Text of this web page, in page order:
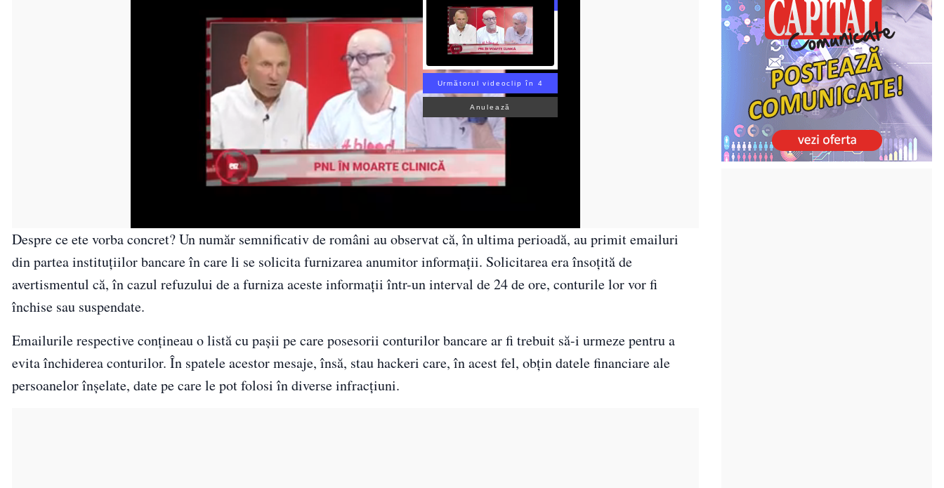
Următorul videoclip în 3
Anulează
Despre ce ete vorba concret? Un număr semnificativ de români au observat că, în ultima perioadă, au primit emailuri
din partea instituțiilor bancare în care li se solicita furnizarea anumitor informaţii. Solicitarea era însoţită de
avertismentul că, în cazul refuzului de a furniza aceste informaţii într-un interval de 24 de ore, conturile lor vor fi
închise sau suspendate.
Emailurile respective conţineau o listă cu pașii pe care posesorii conturilor bancare ar fi trebuit să-i urmeze pentru a
evita închiderea conturilor. În spatele acestor mesaje, însă, stau hackeri care, în acest fel, obțin datele financiare ale
persoanelor înșelate, date pe care le pot folosi în diverse infracțiuni.